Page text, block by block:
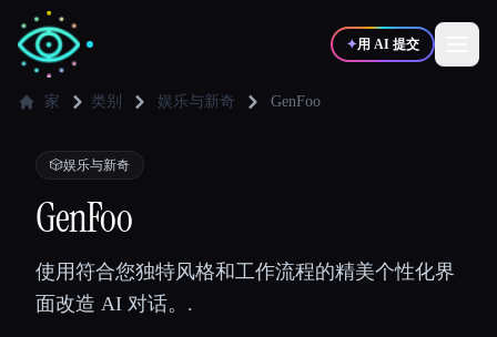
✦用 AI 提交
✍️写作者
💻
🎓学生
家 类别 娱乐与新奇 GenFoo
🎲娱乐与新奇
GenFoo
使用符合您独特风格和工作流程的精美个性化界
面改造 AI 对话。.